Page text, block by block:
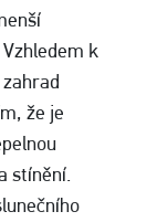
k
že je
stínění.